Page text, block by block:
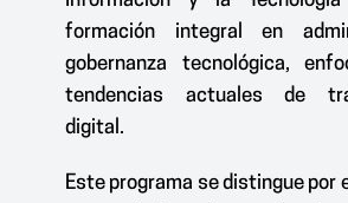
formación integral en
gobernanza tecnológica,
tendencias actuales de
digital.
Este programa se distingue por